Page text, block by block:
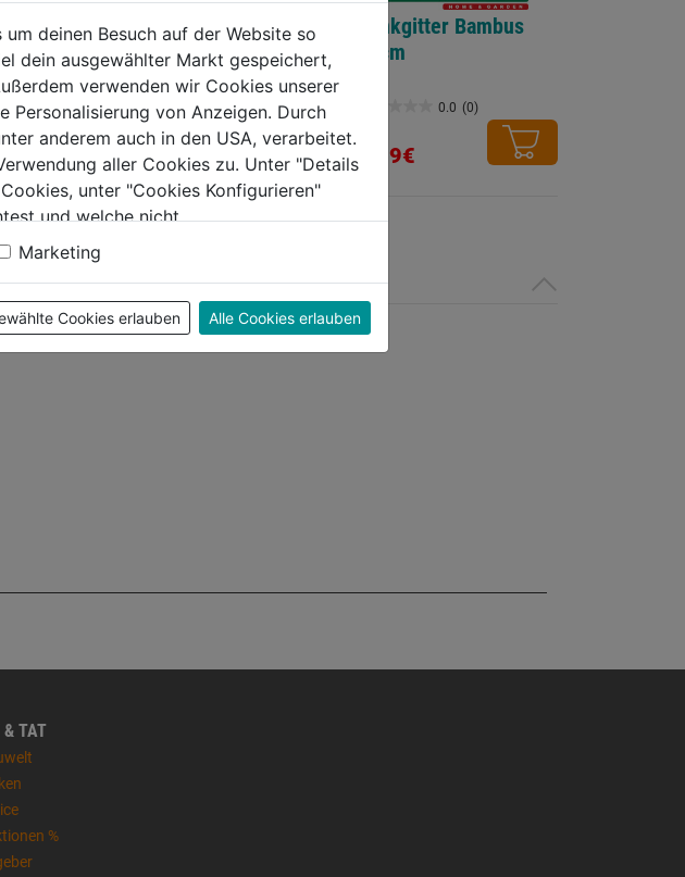
Gartendraht mit
Gummimantel grün
5m
0.0 (0)
0.0
von
5
Sternen.
5,59€
Rankgitter Bambus
60cm
0.0 (0)
5
5,59€
& TAT
%
deinen Besuch auf der Website so
dein ausgewählter Markt gespeichert,
verwenden wir Cookies unserer
von Anzeigen. Durch
anderem auch in den USA, verarbeitet.
aller Cookies zu. Unter "Details
unter "Cookies Konfigurieren"
und welche nicht.
Marketing
Cookies erlauben Alle Cookies erlauben